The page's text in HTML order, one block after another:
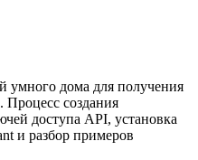
умного дома для получения
создания
доступа API, установка
и разбор примеров